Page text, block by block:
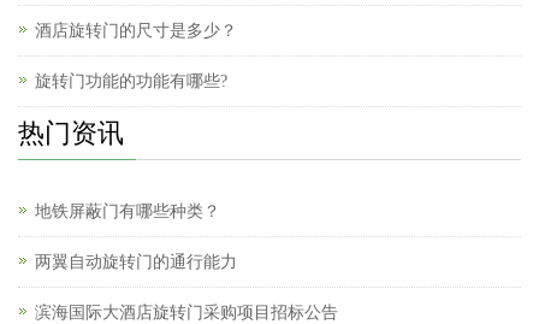
酒店旋转门的尺寸是多少？
旋转门功能的功能有哪些?
热门资讯
地铁屏蔽门有哪些种类？
两翼自动旋转门的通行能力
滨海国际大酒店旋转门采购项目招标公告